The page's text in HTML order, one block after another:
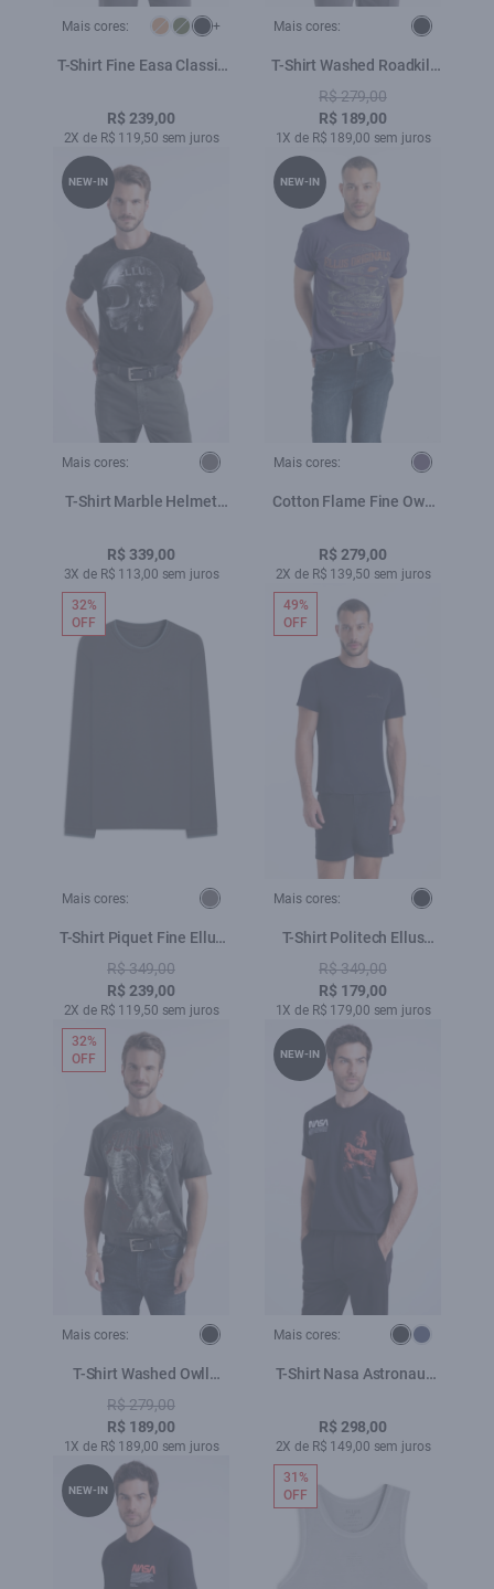
Mais cores: +
T-Shirt Fine Easa Classic
R$ 239,00
2X de R$ 119,50 sem juros
Mais cores:
T-Shirt Washed Roadkill
Cinza Claro
R$ 279,00
R$ 189,00
1X de R$ 189,00 sem juros
Mais cores:
T-Shirt Marble Helmet
R$ 339,00
3X de R$ 113,00 sem juros
NEW-IN
Mais cores:
Cotton Flame Fine Own
Blue
R$ 279,00
2X de R$ 139,50 sem juros
NEW-IN
Mais cores:
T-Shirt Piquet Fine Ellus
Plumbo
R$ 349,00
R$ 239,00
2X de R$ 119,50 sem juros
32%
OFF
Mais cores:
T-Shirt Politech Ellus
Sportdlx Preto
R$ 349,00
R$ 179,00
1X de R$ 179,00 sem juros
49%
OFF
Mais cores:
T-Shirt Washed Owll
Preto
R$ 279,00
R$ 189,00
1X de R$ 189,00 sem juros
32%
OFF
Mais cores:
T-Shirt Nasa Astronaut
R$ 298,00
2X de R$ 149,00 sem juros
NEW-IN
NEW-IN
31%
OFF